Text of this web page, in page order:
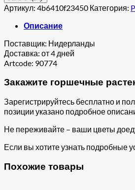
Артикул: 4b6410f23450 Категория:
Описание
Поставщик: Нидерланды
Доставка: от 4 дней
Artcode: 90774
Закажите горшечные
Зарегистрируйтесь бесплатно и
позиции указано подробное
Не переживайте – ваши цветы
Если вы хотите узнать подробные
Похожие товары